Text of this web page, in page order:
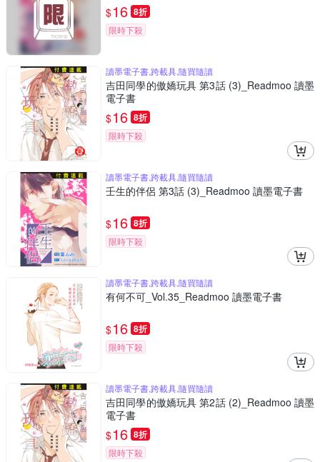
$16 8折
限時下殺
讀墨電子書,跨載具,隨買隨讀
吉田同學的傲嬌玩具 第3話 (3)_Readmoo 讀墨
電子書
$16 8折
限時下殺
讀墨電子書,跨載具,隨買隨讀
壬生的伴侶 第3話 (3)_Readmoo 讀墨電子書
$16 8折
限時下殺
讀墨電子書,跨載具,隨買隨讀
有何不可_Vol.35_Readmoo 讀墨電子書
$16 8折
限時下殺
讀墨電子書,跨載具,隨買隨讀
吉田同學的傲嬌玩具 第2話 (2)_Readmoo 讀墨
電子書
$16 8折
限時下殺